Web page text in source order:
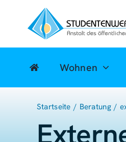
springen
Wohnen
Startseite Beratung